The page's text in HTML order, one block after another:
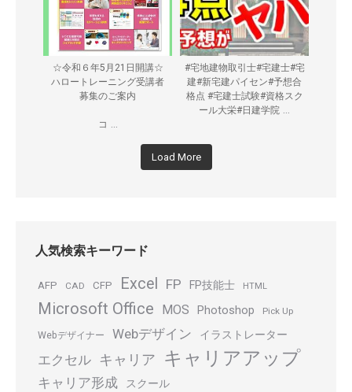
☆令和６年5月21日開講☆
ハロートレーニング受講者
募集のご案内
コ ...
#宅地建物取引士#宅建士#宅
建#新宅建パイセン#予想合
格点 #宅建士試験#資格スク
ール大栄#日建学院 ...
Load More
人気検索キーワード
AFP CAD CFP Excel FP FP技能士 HTML
Microsoft Office MOS Photoshop Pick Up
Webデザイナー Webデザイン イラストレーター
エクセル キャリア キャリアアップ
キャリア形成 スクール